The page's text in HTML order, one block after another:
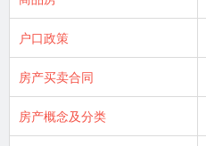
户口政策
房产买卖合同
房产概念及分类